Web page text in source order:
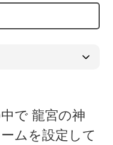
で 龍宮の神
ムを設定して